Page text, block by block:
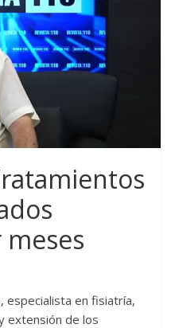
especialista en fisiatría,
extensión de los